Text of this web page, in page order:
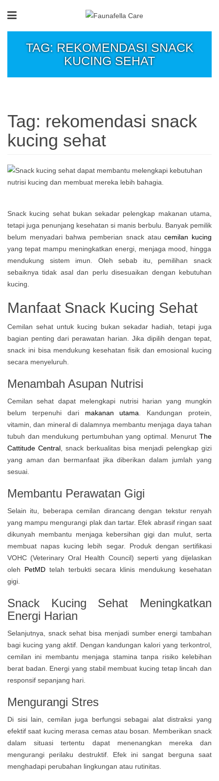
TAG: REKOMENDASI SNACK
KUCING SEHAT
Tag: rekomendasi snack
kucing sehat
Snack kucing sehat bukan sekadar pelengkap makanan utama,
tetapi juga penunjang kesehatan si manis berbulu. Banyak pemilik
belum menyadari bahwa pemberian snack ataucemilan kucing
yang tepat mampu meningkatkan energi, menjaga mood, hingga
mendukung sistem imun. Oleh sebab itu, pemilihan snack
sebaiknya tidak asal dan perlu disesuaikan dengan kebutuhan
kucing.
Manfaat Snack Kucing Sehat
Cemilan sehat untuk kucing bukan sekadar hadiah, tetapi juga
bagian penting dari perawatan harian. Jika dipilih dengan tepat,
snack ini bisa mendukung kesehatan fisik dan emosional kucing
secara menyeluruh.
Menambah Asupan Nutrisi
Cemilan sehat dapat melengkapi nutrisi harian yang mungkin
belum terpenuhi dari makanan utama . Kandungan protein,
vitamin, dan mineral di dalamnya membantu menjaga daya tahan
tubuh dan mendukung pertumbuhan yang optimal. Menurut The
Cattitude Central , snack berkualitas bisa menjadi pelengkap gizi
yang aman dan bermanfaat jika diberikan dalam jumlah yang
sesuai.
Membantu Perawatan Gigi
Selain itu, beberapa cemilan dirancang dengan tekstur renyah
yang mampu mengurangi plak dan tartar. Efek abrasif ringan saat
dikunyah membantu menjaga kebersihan gigi dan mulut, serta
membuat napas kucing lebih segar. Produk dengan sertifikasi
VOHC (Veterinary Oral Health Council) seperti yang dijelaskan
oleh
PetMDtelah terbukti secara klinis mendukung kesehatan
gigi.
Snack Kucing Sehat Meningkatkan
Energi Harian
Selanjutnya, snack sehat bisa menjadi sumber energi tambahan
bagi kucing yang aktif. Dengan kandungan kalori yang terkontrol,
cemilan ini membantu menjaga stamina tanpa risiko kelebihan
berat badan. Energi yang stabil membuat kucing tetap lincah dan
responsif sepanjang hari.
Mengurangi Stres
Di sisi lain, cemilan juga berfungsi sebagai alat distraksi yang
efektif saat kucing merasa cemas atau bosan. Memberikan snack
dalam situasi tertentu dapat menenangkan mereka dan
mengurangi perilaku destruktif. Efek ini sangat berguna saat
menghadapi perubahan lingkungan atau rutinitas.